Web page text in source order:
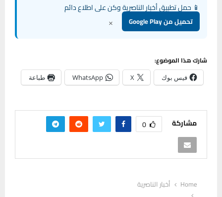
📱 حمل تطبيق أخبار الناصرية وكن على اطلاع دائم
تحميل من Google Play ×
شارك هذا الموضوع:
فيس بوك X
WhatsApp طباعة
مشاركة 0
Home
أخبار الناصرية